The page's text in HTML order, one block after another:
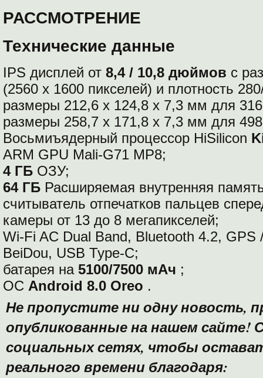
РАССМОТРЕНИЕ
Технические данные
IPS дисплей от 8,4 / 10,8 дюймов с
(2560 x 1600 пикселей) и плотность
размеры 212,6 х 124,8 х 7,3 мм для
размеры 258,7 х 171,8 х 7,3 мм для
Восьмиъядерный процессор HiSilicon
ARM GPU Mali-G71 MP8;
4 ГБ ОЗУ;
64 ГБ Расширяемая внутренняя
считыватель отпечатков пальцев
камеры от 13 до 8 мегапикселей;
Wi-Fi AC Dual Band, Bluetooth 4.2,
BeiDou, USB Type-C;
батарея на 5100/7500 мАч ;
ОС Android 8.0 Oreo .
Не пропустите ни одну новость,
опубликованные на нашем сайте!
социальных сетях, чтобы
реального времени благодаря: